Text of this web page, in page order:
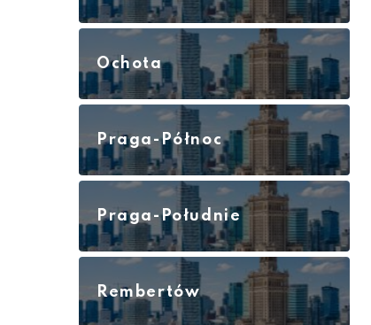
Ochota
Praga-Północ
Praga-Południe
Rembertów